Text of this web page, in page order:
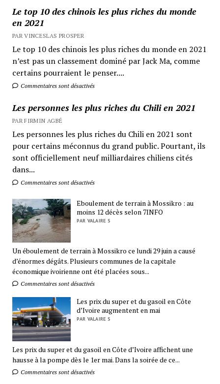
Le top 10 des chinois les plus riches du monde
en 2021
PAR VINCESLAS PROSPER
Le top 10 des chinois les plus riches du monde en 2021
n’est pas un classement dominé par Jack Ma, comme
certains pourraient le penser....
Commentaires sont désactivés
Les personnes les plus riches du Chili en 2021
PAR FIRMIN AGBÉ
Les personnes les plus riches du Chili en 2021 sont
pour certains méconnus du grand public. Pourtant, ils
sont officiellement neuf milliardaires chiliens cités
dans...
Commentaires sont désactivés
Eboulement de terrain à Mossikro : au
moins 12 décès selon 7INFO
PAR VALAIRE S
Un éboulement de terrain à Mossikro ce lundi 29 juin a causé
d’énormes dégâts. Plusieurs communes de la capitale
économique ivoirienne ont été placées sous...
Commentaires sont désactivés
Les prix du super et du gasoil en Côte
d’Ivoire augmentent en mai
PAR VALAIRE S
Les prix du super et du gasoil en Côte d’Ivoire affichent une
hausse à la pompe dès le 1er mai. Dans la soirée de ce...
Commentaires sont désactivés